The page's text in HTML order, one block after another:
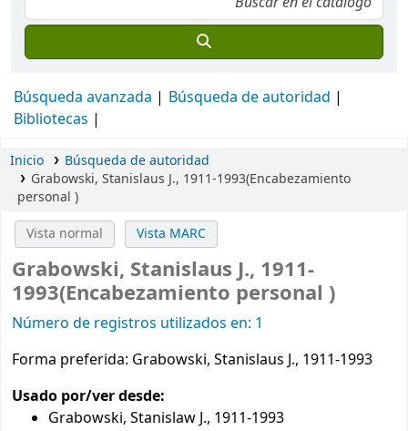
Búsqueda avanzada
Búsqueda de autoridad
Bibliotecas
Inicio
Búsqueda de autoridad
Grabowski, Stanislaus J., 1911-1993(Encabezamiento
personal )
Vista normal Vista MARC
Grabowski, Stanislaus J., 1911-
1993(Encabezamiento personal )
Número de registros utilizados en: 1
Forma preferida: Grabowski, Stanislaus J., 1911-1993
Usado por/ver desde:
Grabowski, Stanislaw J., 1911-1993